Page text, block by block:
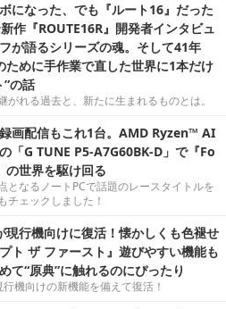
になった、でも『ルート16』だった
作『ROUTE16R』開発者インタビュ
が語るシリーズの魂。そして41年
ために手作業で直した世界に1本だけ
”の話
がれる過去と、新たに生まれるものとは。
画配信もこれ1台。AMD Ryzen™ AI
「G TUNE P5-A7G60BK-D」で『Fo
世界を駆け回る
となるノートPCで話題のレースタイトルを
チェックしました！
現行機向けに復活！懐かしくも色褪せ
ト ザ ファースト』遊びやすい機能も
て“原典”に触れるのにぴったり
機向けの新機能を備えて復活！